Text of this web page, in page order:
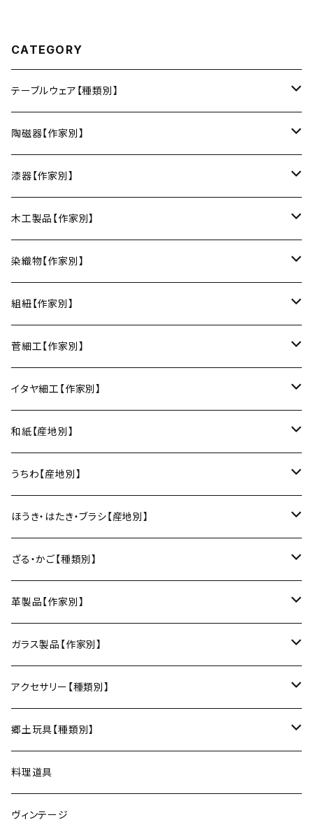
CATEGORY
テーブルウェア【種類別】
お皿
豆皿
丸皿
小鉢・中鉢・大鉢
小鉢
中鉢
ご飯茶碗
お椀・ボウル
お椀
丼
湯呑・カップ
マグカップ
フリーカップ
酒器
ぐい呑み・盃
徳利
蓋物・キャニスター
そば猪口
箸・カトラリー
箸
箸置き
菓子切
土鍋
鍋敷き・コースター
鍋敷き
ポットマット
陶磁器【作家別】
小春花窯（瀬戸焼／愛知）
HORITSUKE（瀬戸焼／愛知）
馬の目皿
AND C（瀬戸焼／愛知）
Trace Face（瀬戸焼／愛知）
m.m.d.（瀬戸焼／愛知）
LUC DE BOECK（京都）
小山研一（京都）
中村譲司（京都）
俊彦窯（丹波焼／兵庫）
Fuji窯（備前焼／岡山）
仁堂窯 大森宏明（備前焼／岡山）
梅山窯（砥部焼／愛媛）
宗像窯（会津本郷焼／福島）
松永窯（大堀相馬焼／福島）
黒照 クロテラス（大堀相馬焼／福島）
唐木田窯（松代焼／長野）
漆器【作家別】
中田漆木（香川）
庵治漆 -AJIURUSHI
讃岐石地塗
erakko（京都）
suosikki（京都）
うるしおいしおはし
木工製品【作家別】
りょうび庵（曲げわっぱ／秋田）
erakko（木と漆／京都）
甲斐のぶお工房（竹のカトラリー／大分）
染織物【作家別】
藤本つむぎ工房（上田紬／長野）
巾着袋
ブックカバー
清原遥（テキスタイル／滋賀）
KOMOREBI
朝焼け
藍染屋ほうね（藍染／静岡）
京都のれん（風呂敷／京都）
小風呂敷（約50cm角）
2巾風呂敷（約70cm角）
Sugee textile（国産手ぬぐい）
向井詩織（ブロックプリント／インド）
組紐【作家別】
昇苑くみひも（京都）
リング
ブレスレット
菅細工【作家別】
深江菅細工（大阪）
イタヤ細工【作家別】
角館イタヤ工芸（秋田）
民芸イタヤ工房（秋田）
和紙【産地別】
出雲民藝紙（島根）
多羅富來和紙（愛媛）
八尾和紙（富山）
美濃和紙（岐阜）
うちわ【産地別】
房州うちわ（千葉）
水うちわ（岐阜）
ほうき・はたき・ブラシ【産地別】
松本箒（長野）
棕櫚箒（和歌山）
和箒（栃木）
和箒（群馬）
ざる・かご【種類別】
盆ざる
かご
革製品【作家別】
Therese（奈良）
ガラス製品【作家別】
Taiga Glass（群馬）
アクセサリー【種類別】
ネックレス
ブレスレット
リング
郷土玩具【種類別】
会津張り子（福島）
料理道具
ヴィンテージ